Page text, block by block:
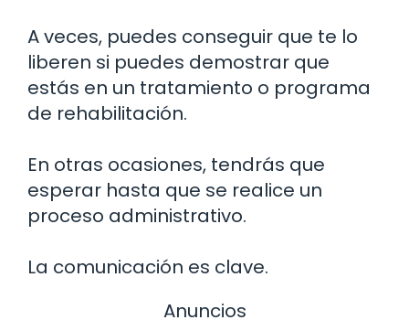
A veces, puedes conseguir que te lo
liberen si puedes demostrar que
estás en un tratamiento o programa
de rehabilitación.
En otras ocasiones, tendrás que
esperar hasta que se realice un
proceso administrativo.
La comunicación es clave.
Anuncios